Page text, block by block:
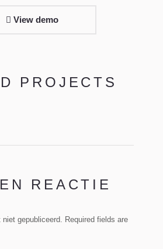
View demo
PROJECTS
REACTIE
gepubliceerd. Required fields are